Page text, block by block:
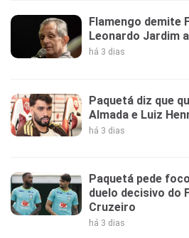
Flamengo demite
Leonardo Jardim
há 3 dias
Paquetá diz que
Almada e Luiz
há 3 dias
Paquetá pede
duelo decisivo do
Cruzeiro
há 3 dias